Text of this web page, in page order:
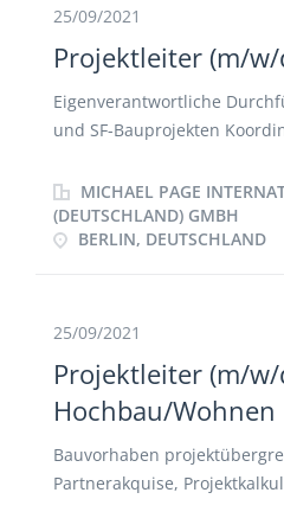
25/09/2021
Projektleiter (m/
Eigenverantwortliche
und SF-Bauprojekten
vertraglich, technisch)
Qualitätsmanagement
und externe Stakeholder.
MICHAEL PAGE
(DEUTSCHLAND) GMBH
BERLIN, DEUTSCHLAND
25/09/2021
Projektleiter (m/w/
Hochbau/Wohnen
Bauvorhaben
Partnerakquise,